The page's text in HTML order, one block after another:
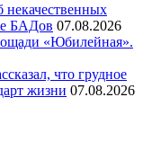
БАДов 07.08.2026
«Юбилейная».
что грудное
жизни 07.08.2026